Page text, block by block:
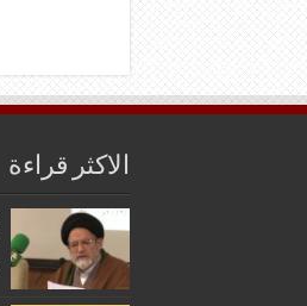
الاكثر قراءة